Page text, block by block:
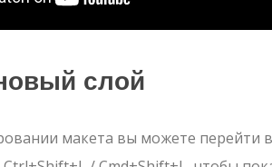
слой
макета вы можете перейти